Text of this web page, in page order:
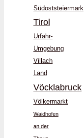
Südoststeiermark
Tirol
Urfahr-
Umgebung
Villach
Land
Vöcklabruck
Völkermarkt
Waidhofen
an der